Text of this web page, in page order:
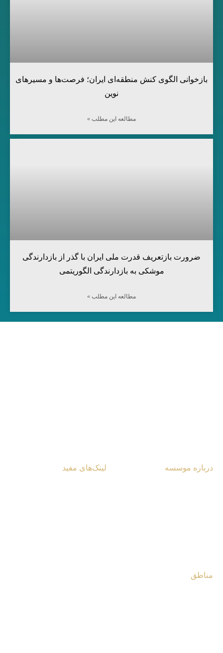
بازخوانی الگوی کنش منطقه‌ای ایران؛ فرصت‌ها و مسیرهای
نوین
مطالعه این مطلب »
ضرورت بازتعریف قدرت ملی ایران با گذر از بازدارندگی
موشکی به بازدارندگی الگوریتمی
مطالعه این مطلب »
درباره موسسه لینک‌های مفید
مناطق